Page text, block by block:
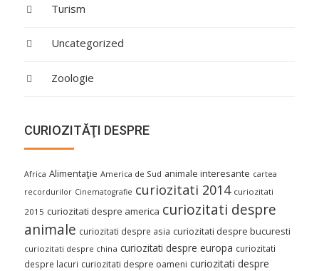
Turism
Uncategorized
Zoologie
CURIOZITĂŢI DESPRE
Africa Alimentaţie America de Sud animale interesante cartea
recordurilor Cinematografie curiozitati 2014 curiozitati
2015 curiozitati despre america curiozitati despre
animale curiozitati despre asia curiozitati despre bucuresti
curiozitati despre china curiozitati despre europa curiozitati
despre lacuri curiozitati despre oameni curiozitati despre